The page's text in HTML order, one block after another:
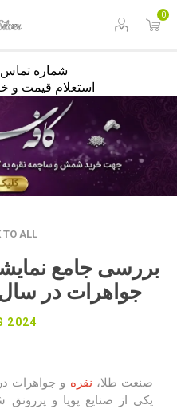
0
استعلام قیمت و خرید
TO ALL
بررسی جامع
جواهرات در سال‌های
2024
صنعت طلا، نقره و جواهرات
یکی از صنایع پویا و